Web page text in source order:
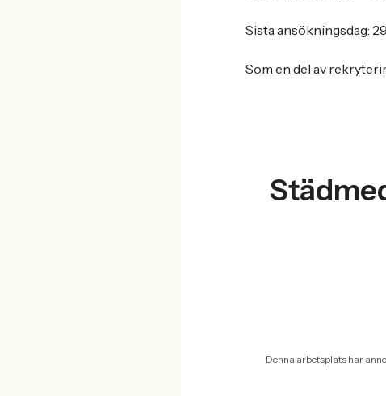
Sista ansökningsdag:
Som en del av
Denna arbetsplats har